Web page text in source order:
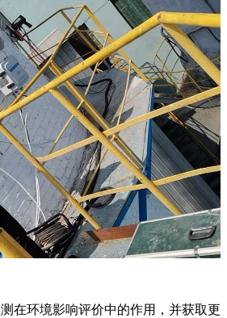
在环境影响评价中的作用，并获取更